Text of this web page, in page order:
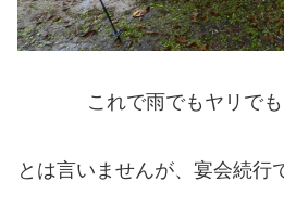
これで雨でもヤリでも
とは言いませんが、宴会続行